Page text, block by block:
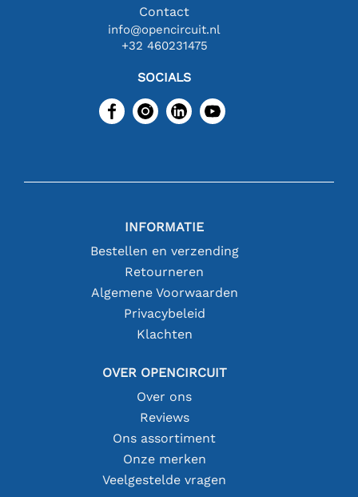
Contact
info@opencircuit.nl
+32 460231475
SOCIALS
INFORMATIE
Bestellen en verzending
Retourneren
Algemene Voorwaarden
Privacybeleid
Klachten
OVER OPENCIRCUIT
Over ons
Reviews
Ons assortiment
Onze merken
Veelgestelde vragen